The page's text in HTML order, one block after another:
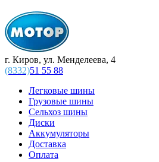
г. Киров, ул. Менделеева, 4
(8332)51 55 88
Легковые шины
Грузовые шины
Сельхоз шины
Диски
Аккумуляторы
Доставка
Оплата